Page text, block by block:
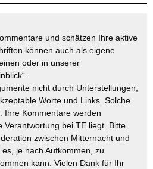
und schätzen Ihre aktive
können auch als eigene
oder in unserer
nicht durch Unterstellungen,
Worte und Links. Solche
Ihre Kommentare werden
Verantwortung bei TE liegt. Bitte
zwischen Mitternacht und
je nach Aufkommen, zu
kann. Vielen Dank für Ihr